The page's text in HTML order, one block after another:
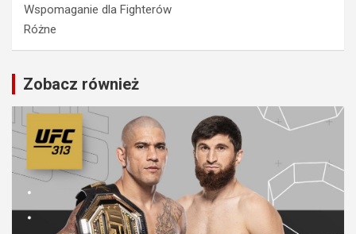
Wspomaganie dla Fighterów
Różne
Zobacz również